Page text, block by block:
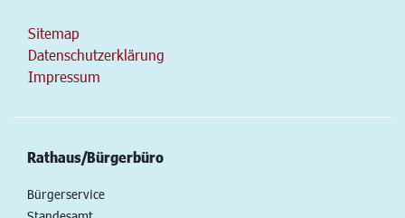
Sitemap
Datenschutzerklärung
Impressum
Rathaus/Bürgerbüro
Bürgerservice